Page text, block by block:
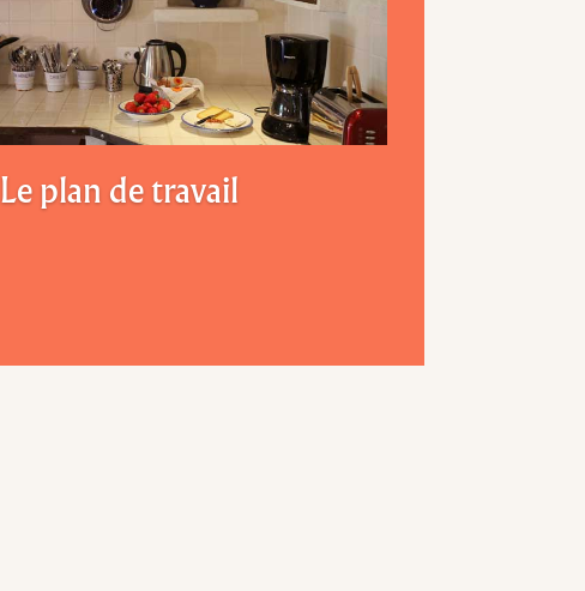
Le plan de travail